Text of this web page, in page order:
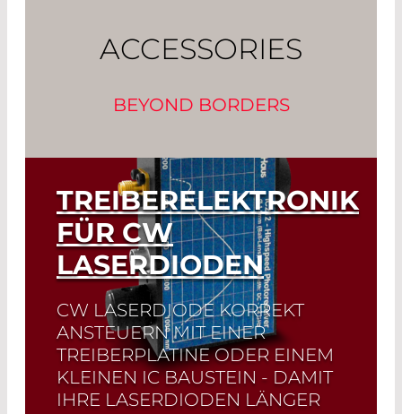
ACCESSORIES
BEYOND BORDERS
TREIBERELEKTRONIK
FÜR CW
LASERDIODEN
CW LASERDIODE KORREKT
ANSTEUERN MIT EINER
TREIBERPLATINE ODER EINEM
KLEINEN IC BAUSTEIN - DAMIT
IHRE LASERDIODEN LÄNGER